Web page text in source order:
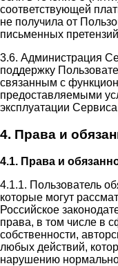
соответствующей
не получила от
письменных
3.6. Администрация
поддержку
связанным с
предоставляемыми
эксплуатации
4. Права и
4.1. Права и
4.1.1. Пользователь
которые могут
Российское
права, в том числе в
собственности,
любых действий,
нарушению